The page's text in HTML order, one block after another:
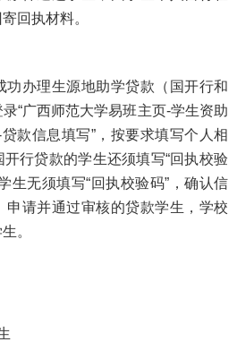
回执材料。
功办理生源地助学贷款（国开行和
“广西师范大学易班主页-学生资助
款信息填写”，按要求填写个人相
行贷款的学生还须填写“回执校验
生无须填写“回执校验码”，确认信
申请并通过审核的贷款学生，学校
。